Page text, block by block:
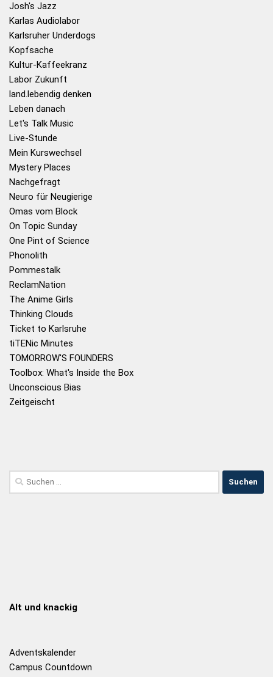
Josh's Jazz
Karlas Audiolabor
Karlsruher Underdogs
Kopfsache
Kultur-Kaffeekranz
Labor Zukunft
land.lebendig denken
Leben danach
Let's Talk Music
Live-Stunde
Mein Kurswechsel
Mystery Places
Nachgefragt
Neuro für Neugierige
Omas vom Block
On Topic Sunday
One Pint of Science
Phonolith
Pommestalk
ReclamNation
The Anime Girls
Thinking Clouds
Ticket to Karlsruhe
tiTENic Minutes
TOMORROW'S FOUNDERS
Toolbox: What's Inside the Box
Unconscious Bias
Zeitgeischt
Alt und knackig
Adventskalender
Campus Countdown